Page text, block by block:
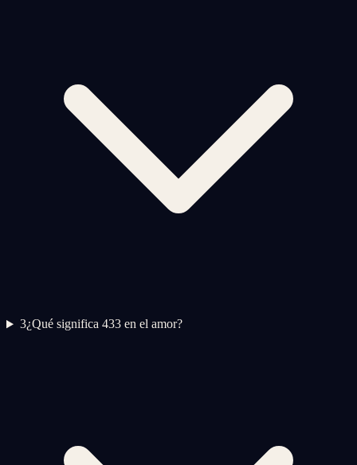
3¿Qué significa 433 en el amor?